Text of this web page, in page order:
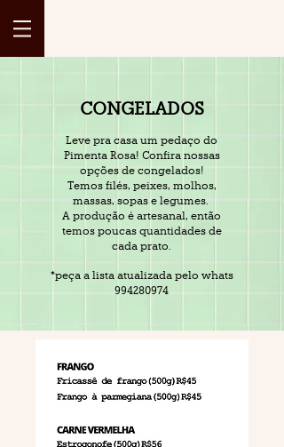
CONGELADOS
Leve pra casa um pedaço do
Pimenta Rosa! Confira nossas
opções de congelados!
Temos filés, peixes, molhos,
massas, sopas e legumes.
A produção é artesanal, então
temos poucas quantidades de
cada prato.
*peça a lista atualizada pelo whats
994280974